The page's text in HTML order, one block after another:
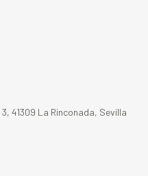
41309 La Rinconada, Sevilla